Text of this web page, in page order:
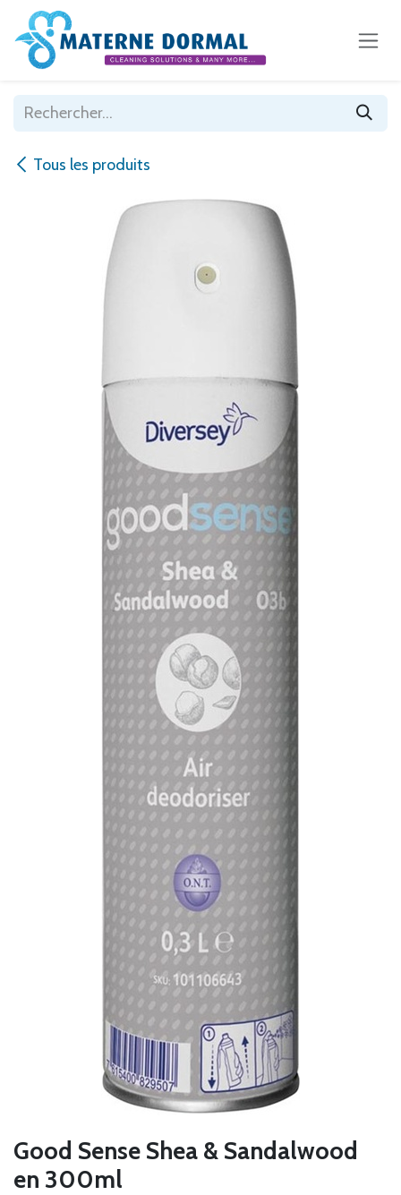
Se rendre au contenu
Tous les produits
Good Sense Shea & Sandalwood
en 300ml